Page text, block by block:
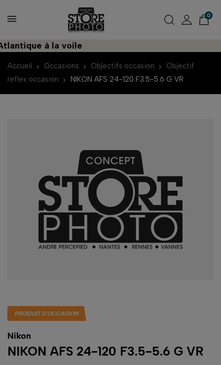
0
à la voile
Accueil Occasions Objectifs occasion
Objectif
reflex occasion
NIKON AFS 24-120 F3.5-5.6 G VR
PRODUIT D'OCCASION
Nikon
NIKON AFS 24-120 F3.5-5.6 G VR